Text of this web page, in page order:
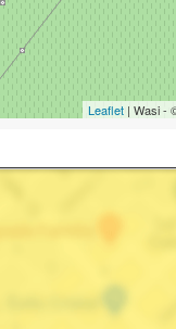
Leaflet | Wasi -